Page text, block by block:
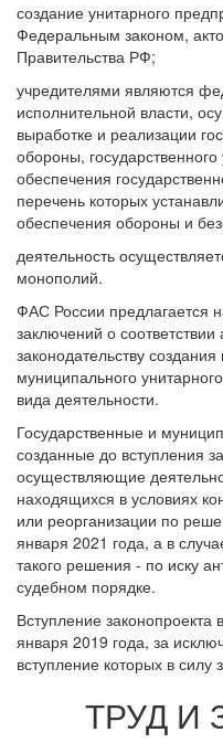
создание унитарного
Федеральным законом,
Правительства РФ;
учредителями являются
исполнительной власти,
выработке и реализации
обороны,
обеспечения
перечень которых
обеспечения обороны и
деятельность
монополий.
ФАС России предлагается
заключений о
законодательству
муниципального
вида деятельности.
Государственные и
созданные до вступления
осуществляющие
находящихся в условиях
или реорганизации по
января 2021 года, а в
такого решения - по иску
судебном порядке.
Вступление законопроекта
января 2019 года, за
вступление которых в
ТРУД И